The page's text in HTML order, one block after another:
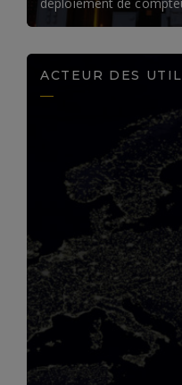
ACTEUR DES
LIRE